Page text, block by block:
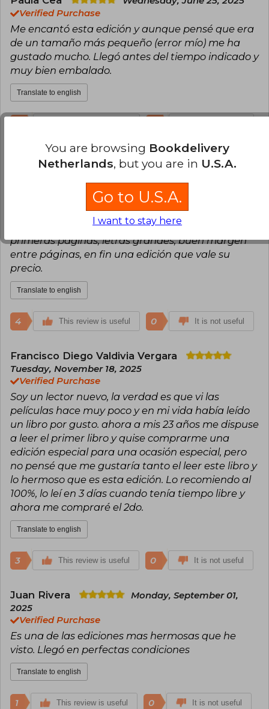
She lives in Scotland with her family.
Verified Purchase
Me encantó esta edición y aunque pensé que era
de un tamaño más pequeño (error mío) me ha
gustado mucho. Llegó antes del tiempo indicado y
muy bien embalado.
Translate to english
Felipe Bustos Campos
Sunday, July 13,
Verified Purchase
Una edición especial muy bonita. Llegó en muy
buenas condiciones; tapa dura, cantos pintados,
viene con un mapa de Hogwarts ilustrado en las
primeras páginas, letras grandes, buen margen
entre páginas, en fin una edición que vale su
precio.
Translate to english
4 This review is useful 0 It is not useful
Francisco Diego Valdivia Vergara
Tuesday, November 18, 2025
Verified Purchase
Soy un lector nuevo, la verdad es que vi las
películas hace muy poco y en mi vida había leído
un libro por gusto. ahora a mis 23 años me dispuse
a leer el primer libro y quise comprarme una
edición especial para una ocasión especial, pero
no pensé que me gustaría tanto el leer este libro y
lo hermoso que es esta edición. Lo recomiendo al
100%, lo leí en 3 días cuando tenía tiempo libre y
ahora me compraré el 2do.
Translate to english
3 This review is useful 0 It is not useful
Juan Rivera
Monday, September 01,
2025
Verified Purchase
Es una de las ediciones mas hermosas que he
visto. Llegó en perfectas condiciones
Translate to english
1 This review is useful 0 It is not useful
You are browsing Bookdelivery
Netherlands, but you are in U.S.A.
Go to U.S.A.
I want to stay here